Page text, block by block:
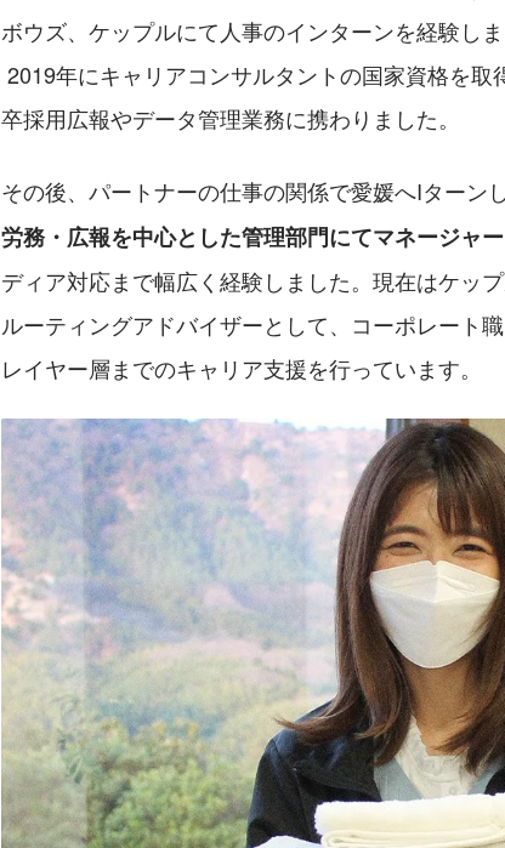
ボウズ、ケップルにて人事のインターンを経験しま
卒採用広報やデータ管理業務に携わりました。
その後、パートナーの仕事の関係で愛媛へIターン
労務・広報を中心とした管理部門にてマネージャ
ディア対応まで幅広く経験しました。現在はケッ
ルーティングアドバイザーとして、コーポレート
レイヤー層までのキャリア支援を行っています。